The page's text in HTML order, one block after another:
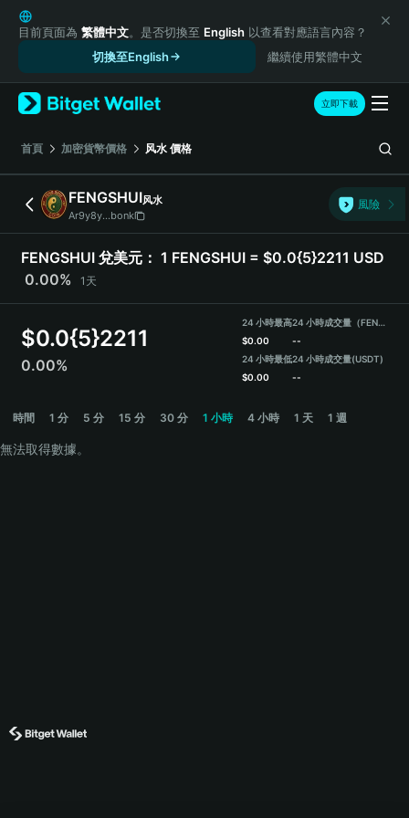
English
日本語
Русский
Español (Latinoamérica)
Türkçe
Italiano
Deutsch
简体中文
繁體中文
Português (Portugal)
Bahasa Indonesia
Español
目前頁面為 繁體中文。是否切換至 English 以查看對應語言內容？
切換至English
繼續使用繁體中文
立即下載
首頁 加密貨幣價格 风水 價格
FENGSHUI风水
Ar9y8y...bonk
風險
FENGSHUI 兌美元： 1 FENGSHUI = $0.0{5}2211 USD
0.00%
1天
$0.0{5}2211
0.00%
24 小時最高
$0.00
24 小時最低
$0.00
24 小時成交量（FENGSHUI）
--
24 小時成交量(USDT)
--
時間 1 分 5 分 15 分 30 分 1 小時 4 小時 1 天 1 週
無法取得數據。